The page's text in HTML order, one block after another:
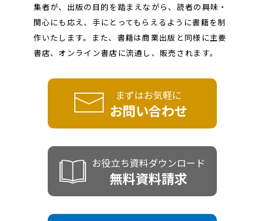
集者が、出版の目的を踏まえながら、読者の興味・
関心にも応え、手にとってもらえるように書籍を制
作いたします。また、書籍は商業出版と同様に主要
書店、オンライン書店に流通し、販売されます。
まずはお気軽に
お問い合わせ
お役立ち資料ダウンロード
無料資料請求